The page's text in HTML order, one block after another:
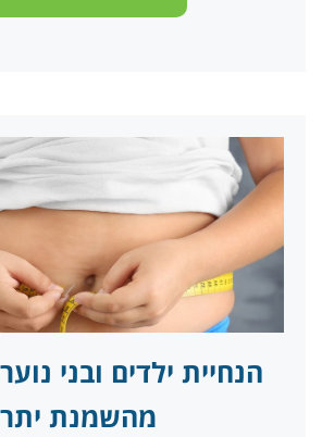
הנחיית ילדים ובני
מהשמנת יתר